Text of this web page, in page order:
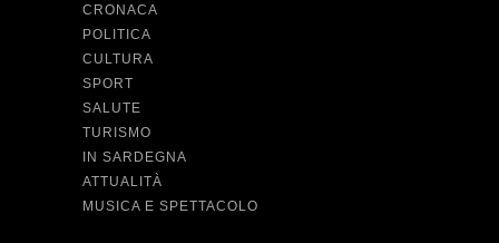
CRONACA
POLITICA
CULTURA
SPORT
SALUTE
TURISMO
IN SARDEGNA
ATTUALITÀ
MUSICA E SPETTACOLO